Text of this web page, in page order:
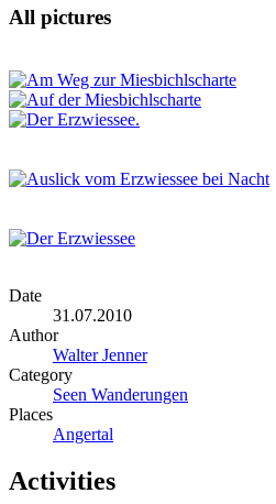
All pictures
Date
31.07.2010
Author
Walter Jenner
Category
Seen Wanderungen
Places
Angertal
Activities